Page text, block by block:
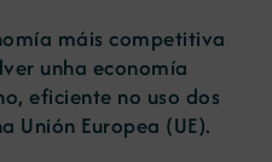
máis competitiva
unha economía
eficiente no uso dos
Unión Europea (UE).